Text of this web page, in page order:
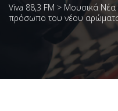
Viva 88,3 FM > Μουσικά Νέα
πρόσωπο του νέου